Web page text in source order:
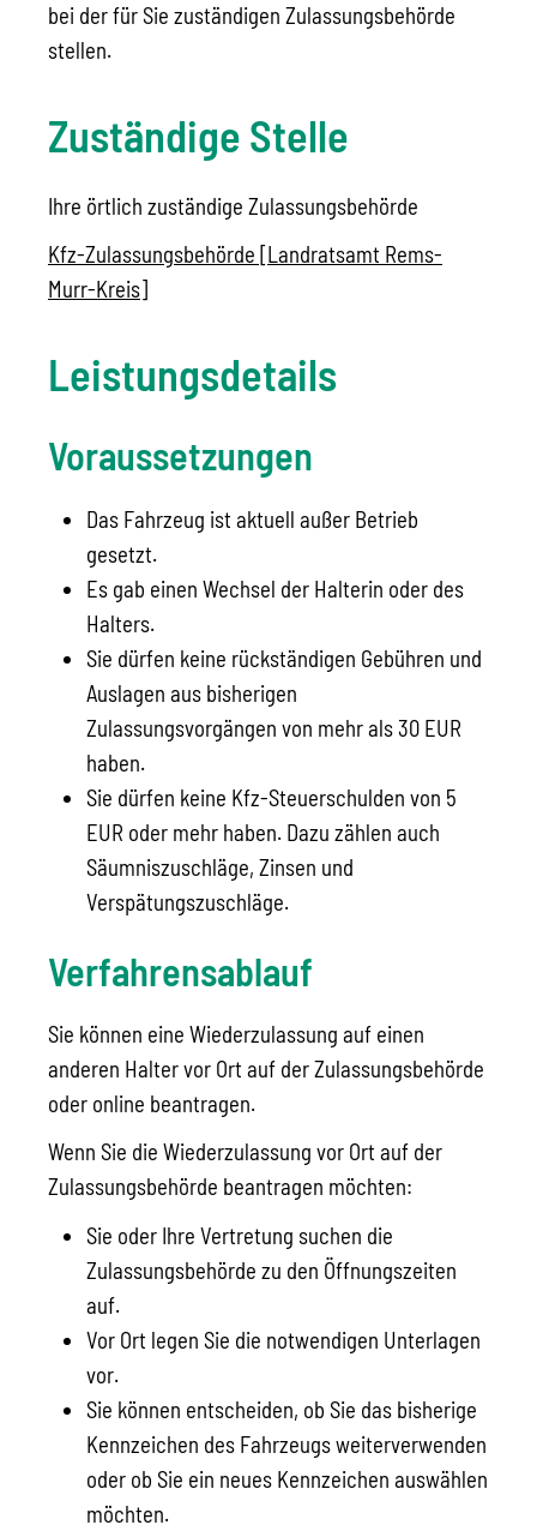
bei der für Sie zuständigen Zulassungsbehörde
stellen.
Zuständige Stelle
Ihre örtlich zuständige Zulassungsbehörde
Kfz-Zulassungsbehörde [Landratsamt Rems-
Murr-Kreis]
Leistungsdetails
Voraussetzungen
Das Fahrzeug ist aktuell außer Betrieb
gesetzt.
Es gab einen Wechsel der Halterin oder des
Halters.
Sie dürfen keine rückständigen Gebühren und
Auslagen aus bisherigen
Zulassungsvorgängen von mehr als 30 EUR
haben.
Sie dürfen keine Kfz-Steuerschulden von 5
EUR oder mehr haben. Dazu zählen auch
Säumniszuschläge, Zinsen und
Verspätungszuschläge.
Verfahrensablauf
Sie können eine Wiederzulassung auf einen
anderen Halter vor Ort auf der Zulassungsbehörde
oder online beantragen.
Wenn Sie die Wiederzulassung vor Ort auf der
Zulassungsbehörde beantragen möchten:
Sie oder Ihre Vertretung suchen die
Zulassungsbehörde zu den Öffnungszeiten
auf.
Vor Ort legen Sie die notwendigen Unterlagen
vor.
Sie können entscheiden, ob Sie das bisherige
Kennzeichen des Fahrzeugs weiterverwenden
oder ob Sie ein neues Kennzeichen auswählen
möchten.